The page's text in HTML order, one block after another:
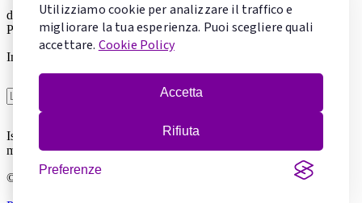
Utilizziamo cookie per analizzare il traffico e
migliorare la tua esperienza. Puoi scegliere quali
accettare. Cookie Policy
Accetta
Rifiuta
Preferenze
di
Valeria Marolda
Pastry Chef & Chocolate Specialist
Impara la pasticceria con Valeria
Voglio imparare
Iscrivendoti accetti la Privacy Policy. Puoi cancellarti in qualsiasi
momento.
© 2026 Mentecontorta. Tutti i diritti riservati.